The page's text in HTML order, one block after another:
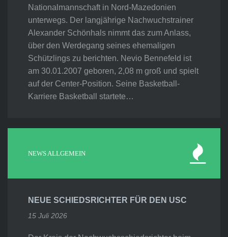
Nationalmannschaft in Nord-Mazedonien
unterwegs. Der langjährige Nachwuchstrainer
Alexander Schönhals nimmt das zum Anlass,
über den Werdegang seines ehemaligen
Schützlings zu berichten. Nevio Bennefeld ist
am 30.01.2007 geboren, 2,08 m groß und spielt
auf der Center-Position. Seine Basketball-
Karriere Basketball startete…
NEWS ALLGEMEIN
NEUE SCHIEDSRICHTER FÜR DEN USC
15 Juli 2026